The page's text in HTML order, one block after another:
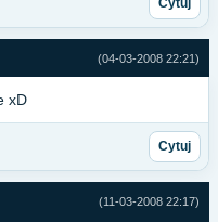
Cytuj
(04-03-2008 22:21)
xD
Cytuj
(11-03-2008 22:17)